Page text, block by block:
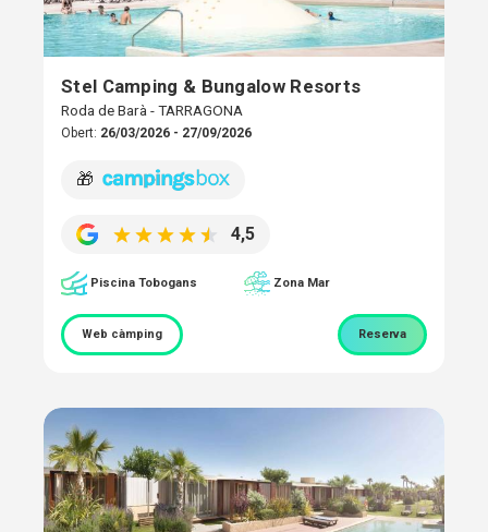
Stel Camping & Bungalow Resorts
Roda de Barà - TARRAGONA
Obert: 26/03/2026 - 27/09/2026
🎁
4,5
Piscina Tobogans Zona Mar
Web càmping Reserva